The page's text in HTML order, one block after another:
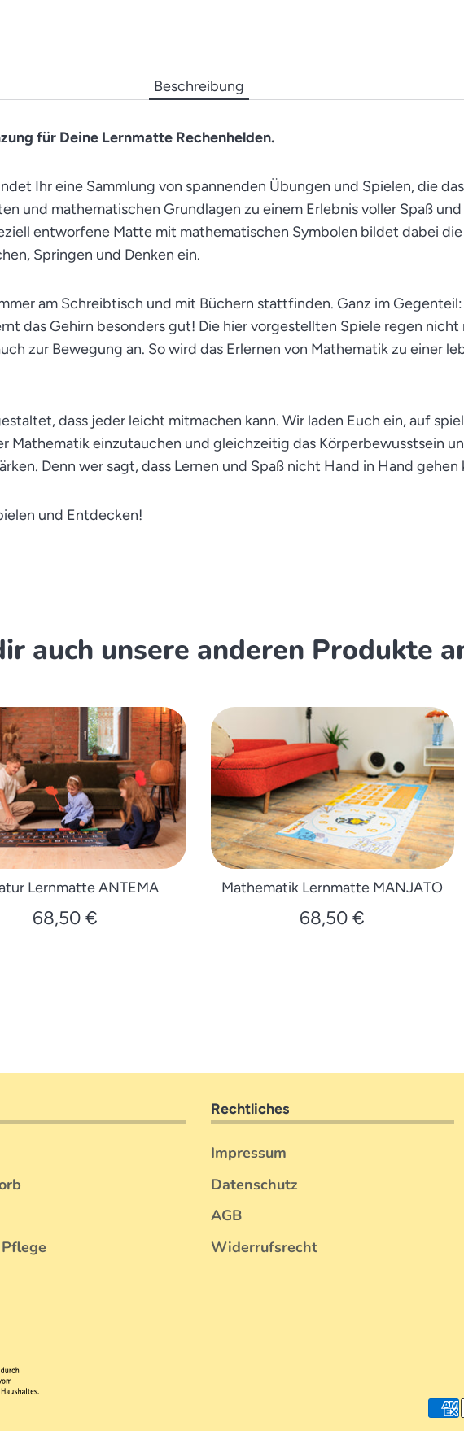
Beschreibung
für Deine Lernmatte Rechenhelden.
Ihr eine Sammlung von spannenden Übungen und Spielen, die
und mathematischen Grundlagen zu einem Erlebnis voller Spaß
entworfene Matte mit mathematischen Symbolen bildet dabei die
Springen und Denken ein.
am Schreibtisch und mit Büchern stattfinden. Ganz im Gegenteil:
das Gehirn besonders gut! Die hier vorgestellten Spiele regen nicht
zur Bewegung an. So wird das Erlernen von Mathematik zu einer
dass jeder leicht mitmachen kann. Wir laden Euch ein, auf
Mathematik einzutauchen und gleichzeitig das Körperbewusstsein
Denn wer sagt, dass Lernen und Spaß nicht Hand in Hand gehen
und Entdecken!
auch unsere anderen Produkte
Lernmatte ANTEMA
68,50 €
Mathematik Lernmatte MANJATO
68,50 €
Rechtliches
Impressum
Datenschutz
AGB
Widerrufsrecht